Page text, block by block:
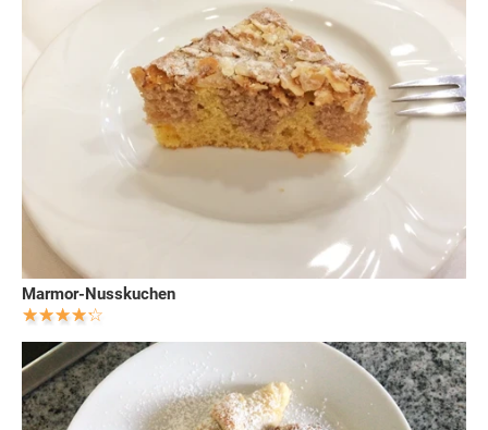
Marmor-Nusskuchen